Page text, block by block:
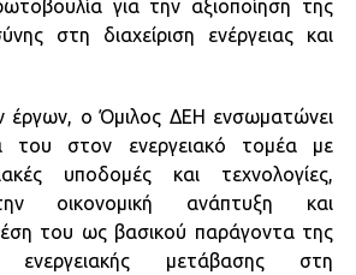
για την αξιοποίηση της
στη διαχείριση ενέργειας και
ο Όμιλος ΔΕΗ ενσωματώνει
του στον ενεργειακό τομέα με
υποδομές και τεχνολογίες,
οικονομική ανάπτυξη και
του ως βασικού παράγοντα της
μετάβασης στη